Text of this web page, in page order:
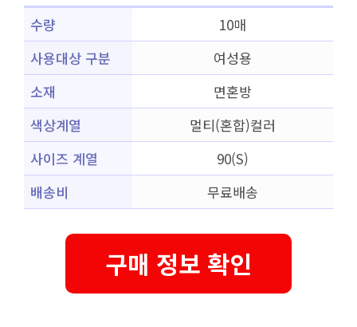
수량
10매
사용대상 구분
여성용
소재
면혼방
색상계열
멀티(혼합)컬러
사이즈 계열
90(S)
배송비
무료배송
구매 정보 확인